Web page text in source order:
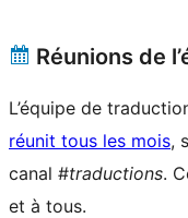
Réunions de
L’équipe de
réunit tous les mois,
canal #traductions.
et à tous.